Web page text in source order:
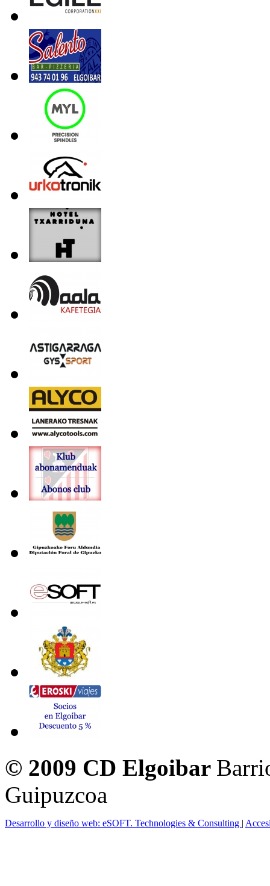
© 2009 CD Elgoibar
Guipuzcoa
Desarrollo y diseño web: eSOFT. Technologies & Consulting |